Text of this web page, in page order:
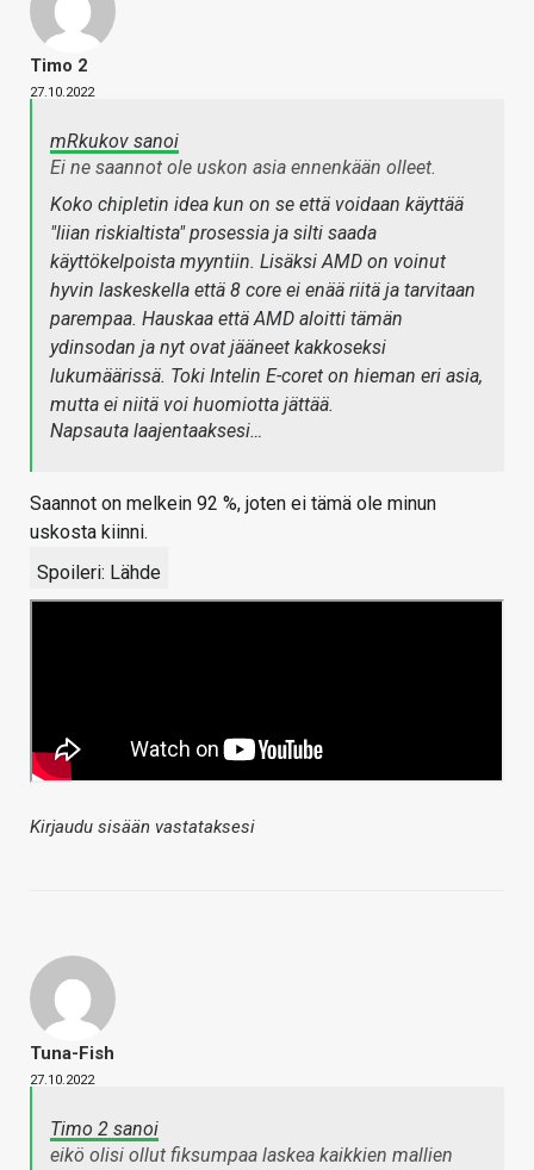
Timo 2
27.10.2022
mRkukov sanoi
Ei ne saannot ole uskon asia ennenkään olleet.
Koko chipletin idea kun on se että voidaan käyttää
"liian riskialtista" prosessia ja silti saada
käyttökelpoista myyntiin. Lisäksi AMD on voinut
hyvin laskeskella että 8 core ei enää riitä ja tarvitaan
parempaa. Hauskaa että AMD aloitti tämän
ydinsodan ja nyt ovat jääneet kakkoseksi
lukumäärissä. Toki Intelin E-coret on hieman eri asia,
mutta ei niitä voi huomiotta jättää.
Napsauta laajentaaksesi…
Saannot on melkein 92 %, joten ei tämä ole minun
uskosta kiinni.
Spoileri: Lähde
Kirjaudu sisään vastataksesi
Tuna-Fish
27.10.2022
Timo 2 sanoi
eikö olisi ollut fiksumpaa laskea kaikkien mallien